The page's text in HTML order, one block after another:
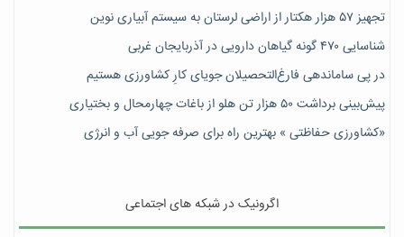
تجهیز ۵۷ هزار هکتار از اراضی لرستان به سیستم آبیاری نوین
شناسایی ۴۷٠ گونه گیاهان دارویی در آذربایجان غربی
در پی ساماندهی فارغ‌التحصیلان جویای کارِ کشاورزی هستیم
پیش‎‌بینی برداشت ۵۰ هزار تن هلو از باغات چهارمحال و بختیاری
«کشاورزی حفاظتی » بهترین راه برای صرفه جویی آب و انرژی
اگرونیک در شبکه های اجتماعی